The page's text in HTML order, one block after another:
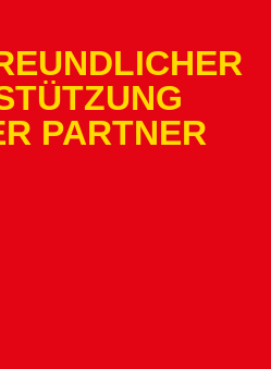
PARTNER